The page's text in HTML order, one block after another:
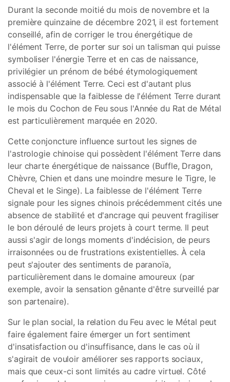
Durant la seconde moitié du mois de novembre et la
première quinzaine de décembre 2021, il est fortement
conseillé, afin de corriger le trou énergétique de
l'élément Terre, de porter sur soi un talisman qui puisse
symboliser l'énergie Terre et en cas de naissance,
privilégier un prénom de bébé étymologiquement
associé à l'élément Terre. Ceci est d'autant plus
indispensable que la faiblesse de l'élément Terre durant
le mois du Cochon de Feu sous l'Année du Rat de Métal
est particulièrement marquée en 2020.
Cette conjoncture influence surtout les signes de
l'astrologie chinoise qui possèdent l'élément Terre dans
leur charte énergétique de naissance (Buffle, Dragon,
Chèvre, Chien et dans une moindre mesure le Tigre, le
Cheval et le Singe). La faiblesse de l'élément Terre
signale pour les signes chinois précédemment cités une
absence de stabilité et d'ancrage qui peuvent fragiliser
le bon déroulé de leurs projets à court terme. Il peut
aussi s'agir de longs moments d'indécision, de peurs
irraisonnées ou de frustrations existentielles. À cela
peut s'ajouter des sentiments de paranoïa,
particulièrement dans le domaine amoureux (par
exemple, avoir la sensation gênante d'être surveillé par
son partenaire).
Sur le plan social, la relation du Feu avec le Métal peut
faire également faire émerger un fort sentiment
d'insatisfaction ou d'insuffisance, dans le cas où il
s'agirait de vouloir améliorer ses rapports sociaux,
mais que ceux-ci sont limités au cadre virtuel. Côté